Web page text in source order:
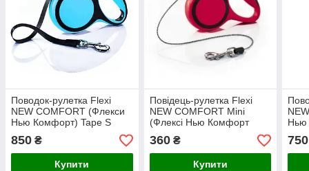
Поводок-рулетка Flexi
NEW COMFORT (Флекси
Нью Комфорт) Tape S
стрічка 5 м для собак до
15 кг (колір в асортименті)
850 ₴
Купити
Повідець-рулетка Flexi
NEW COMFORT Mini
(Флексі Нью Комфорт
Міні) Cord ХS трос 3м для
собак до 8 кг (колір в
асортименті)
360₴
Купити
Нью
кг
750